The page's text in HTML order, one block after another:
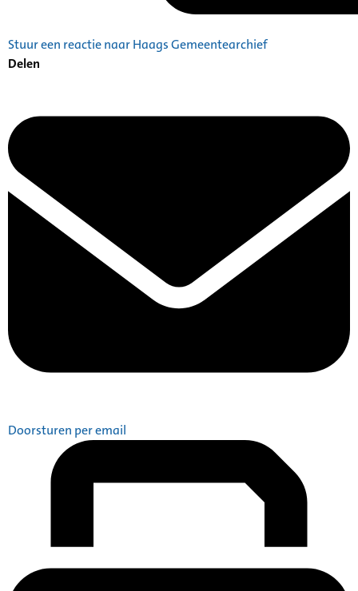
Stuur een reactie naar Haags Gemeentearchief
Delen
Doorsturen per email